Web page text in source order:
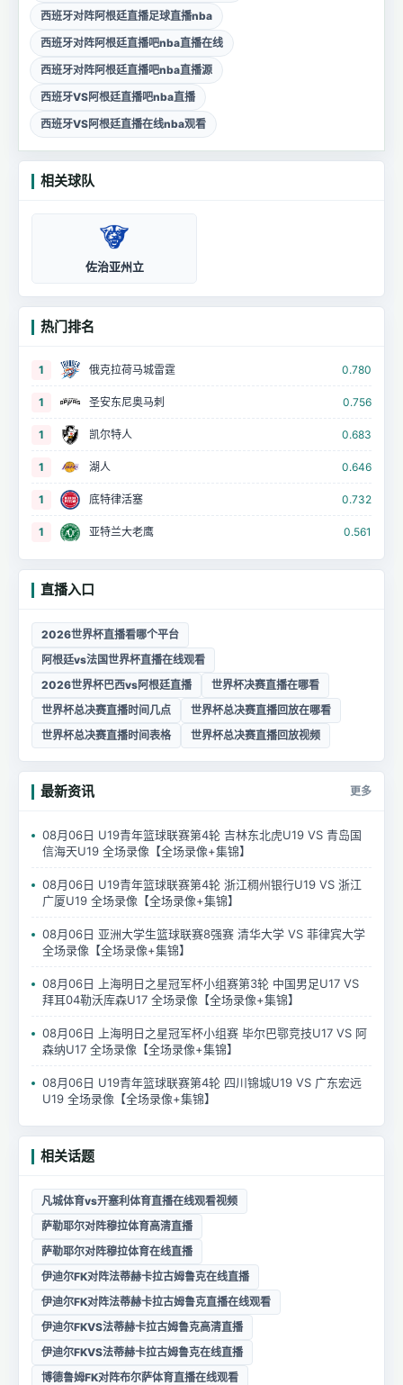
西班牙对阵阿根廷直播足球直播nba
西班牙对阵阿根廷直播吧nba直播在线
西班牙对阵阿根廷直播吧nba直播源
西班牙VS阿根廷直播吧nba直播
西班牙VS阿根廷直播在线nba观看
相关球队
佐治亚州立
热门排名
1 俄克拉荷马城雷霆 0.780
1 圣安东尼奥马刺 0.756
1 凯尔特人 0.683
1 湖人 0.646
1 底特律活塞 0.732
1 亚特兰大老鹰 0.561
直播入口
2026世界杯直播看哪个平台
阿根廷vs法国世界杯直播在线观看
2026世界杯巴西vs阿根廷直播
世界杯决赛直播在哪看
世界杯总决赛直播时间几点
世界杯总决赛直播回放在哪看
世界杯总决赛直播时间表格
世界杯总决赛直播回放视频
最新资讯 更多
08月06日 U19青年篮球联赛第4轮 吉林东北虎U19 VS 青岛国
信海天U19 全场录像【全场录像+集锦】
08月06日 U19青年篮球联赛第4轮 浙江稠州银行U19 VS 浙江
广厦U19 全场录像【全场录像+集锦】
08月06日 亚洲大学生篮球联赛8强赛 清华大学 VS 菲律宾大学
全场录像【全场录像+集锦】
08月06日 上海明日之星冠军杯小组赛第3轮 中国男足U17 VS
拜耳04勒沃库森U17 全场录像【全场录像+集锦】
08月06日 上海明日之星冠军杯小组赛 毕尔巴鄂竞技U17 VS 阿
森纳U17 全场录像【全场录像+集锦】
08月06日 U19青年篮球联赛第4轮 四川锦城U19 VS 广东宏远
U19 全场录像【全场录像+集锦】
相关话题
凡城体育vs开塞利体育直播在线观看视频
萨勒耶尔对阵穆拉体育高清直播
萨勒耶尔对阵穆拉体育在线直播
伊迪尔FK对阵法蒂赫卡拉古姆鲁克在线直播
伊迪尔FK对阵法蒂赫卡拉古姆鲁克直播在线观看
伊迪尔FKVS法蒂赫卡拉古姆鲁克高清直播
伊迪尔FKVS法蒂赫卡拉古姆鲁克在线直播
博德鲁姆FK对阵布尔萨体育直播在线观看